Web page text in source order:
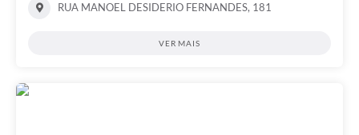
RUA MANOEL DESIDERIO FERNANDES, 181
VER MAIS